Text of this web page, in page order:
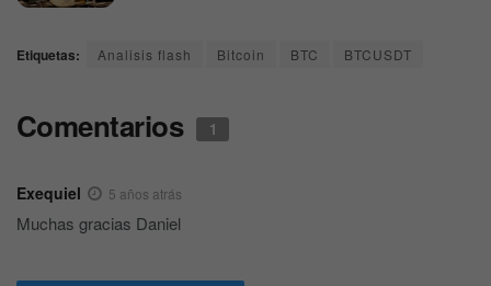
Etiquetas: Analisis flash Bitcoin BTC BTCUSDT
Comentarios 1
Exequiel 5 años atrás
Muchas gracias Daniel